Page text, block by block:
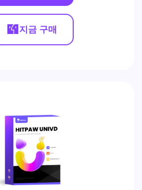
지금 구매